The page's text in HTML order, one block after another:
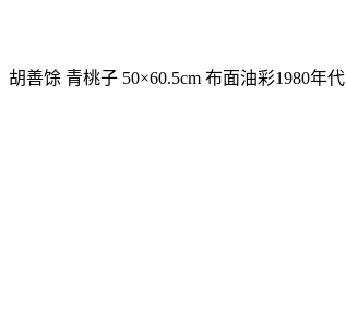
胡善馀 青桃子 50×60.5cm 布面油彩1980年代